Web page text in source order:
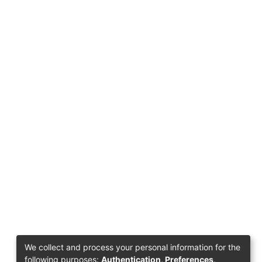
We collect and process your personal information for the
following purposes: Authentication, Preferences,